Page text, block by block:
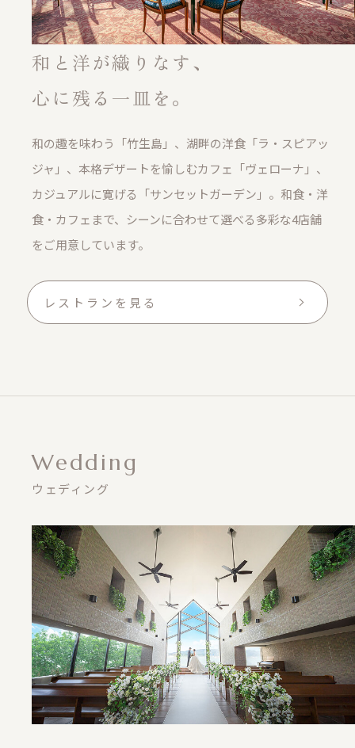
和と洋が織りなす、
心に残る一皿を。
和の趣を味わう「竹生島」、湖畔の洋食「ラ・スピアッ
ジャ」、 本格デザートを愉しむカフェ「ヴェローナ」、
カジュアルに寛げる「サンセットガーデン」。 和食・洋
食・カフェまで、シーンに合わせて選べる多彩な4店舗
をご用意しています。
レストランを見る
Wedding
ウェディング